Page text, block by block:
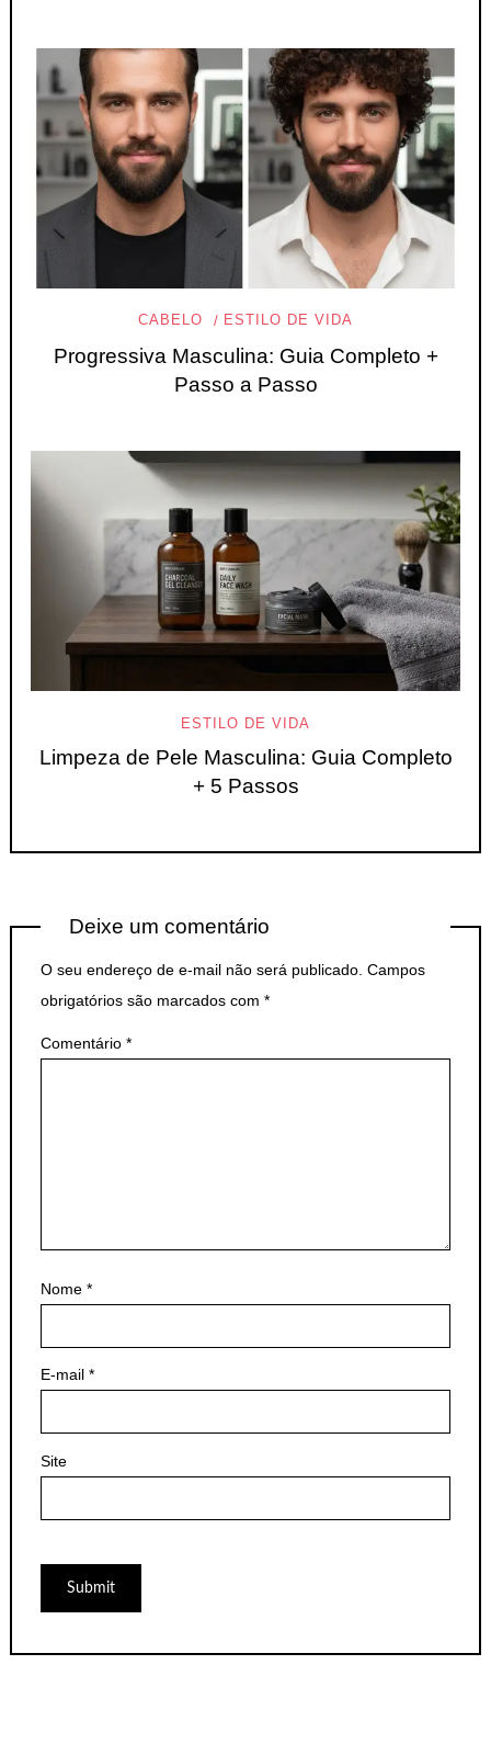
CABELO ESTILO DE VIDA
Progressiva Masculina: Guia Completo +
Passo a Passo
ESTILO DE VIDA
Limpeza de Pele Masculina: Guia Completo
+ 5 Passos
Deixe um comentário
O seu endereço de e-mail não será publicado. Campos
obrigatórios são marcados com *
Comentário *
Nome *
E-mail *
Site